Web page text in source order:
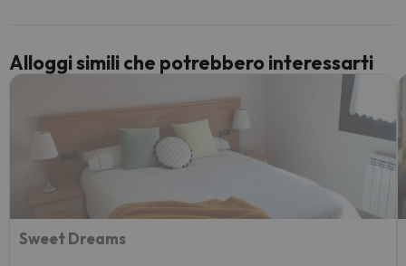
Alloggi simili che potrebbero interessarti
Sweet Dreams